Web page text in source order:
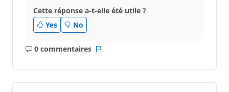
Cette réponse a-t-elle été utile ?
Yes
No
0 commentaires
Aucun